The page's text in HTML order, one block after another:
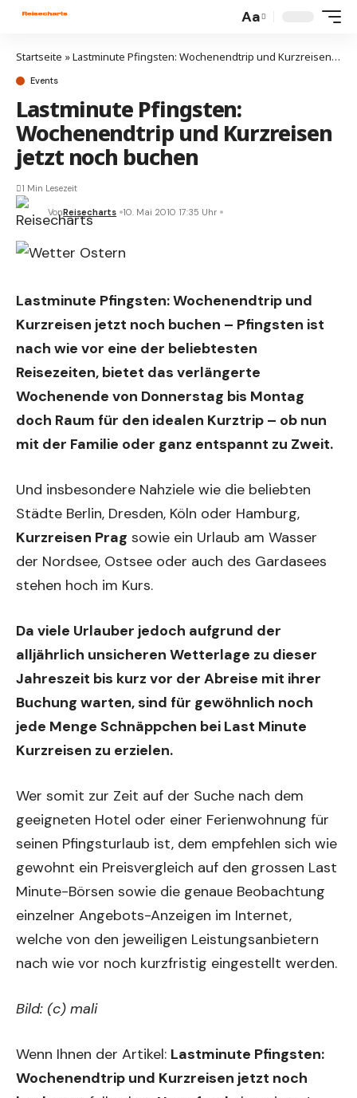
Aa
Startseite »Lastminute Pfingsten: Wochenendtrip und Kurzreisen jetzt noch buchen
Events
Lastminute Pfingsten:
Wochenendtrip und Kurzreisen
jetzt noch buchen
VonReisecharts 10. Mai 2010 17:35 Uhr
1 Min Lesezeit
Lastminute Pfingsten: Wochenendtrip und
Kurzreisen jetzt noch buchen – Pfingsten ist
nach wie vor eine der beliebtesten
Reisezeiten, bietet das verlängerte
Wochenende von Donnerstag bis Montag
doch Raum für den idealen Kurztrip – ob nun
mit der Familie oder ganz entspannt zu Zweit.
Und insbesondere Nahziele wie die beliebten
Städte Berlin, Dresden, Köln oder Hamburg,
Kurzreisen Prag sowie ein Urlaub am Wasser
der Nordsee, Ostsee oder auch des Gardasees
stehen hoch im Kurs.
Da viele Urlauber jedoch aufgrund der
alljährlich unsicheren Wetterlage zu dieser
Jahreszeit bis kurz vor der Abreise mit ihrer
Buchung warten, sind für gewöhnlich noch
jede Menge Schnäppchen bei Last Minute
Kurzreisen zu erzielen.
Wer somit zur Zeit auf der Suche nach dem
geeigneten Hotel oder einer Ferienwohnung für
seinen Pfingsturlaub ist, dem empfehlen sich wie
gewohnt ein Preisvergleich auf den grossen Last
Minute-Börsen sowie die genaue Beobachtung
einzelner Angebots-Anzeigen im Internet,
welche von den jeweiligen Leistungsanbietern
nach wie vor noch kurzfristig eingestellt werden.
Bild: (c) mali
Wenn Ihnen der Artikel: Lastminute Pfingsten:
Wochenendtrip und Kurzreisen jetzt noch